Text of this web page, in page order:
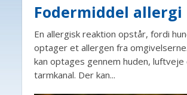
Fodermiddel allergi
En allergisk reaktion opstår, fordi
optager et allergen fra
kan optages gennem huden, luftveje
tarmkanal. Der kan...